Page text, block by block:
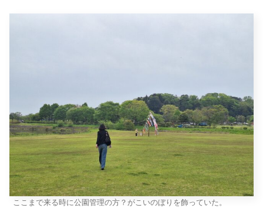
ここまで来る時に公園管理の方？がこいのぼりを飾っていた。